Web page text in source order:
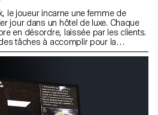
le joueur incarne une femme de
jour dans un hôtel de luxe. Chaque
en désordre, laissée par les clients.
tâches à accomplir pour la
repose sur des actions simples
aussi soigné. À force d'être
mécaniques, mais le moindre
Sous la voix autoritaire d’un
la curiosité, la frustration et une
boucle de jeu simple.